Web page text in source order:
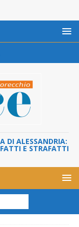
DI ALESSANDRIA:
E STRAFATTI